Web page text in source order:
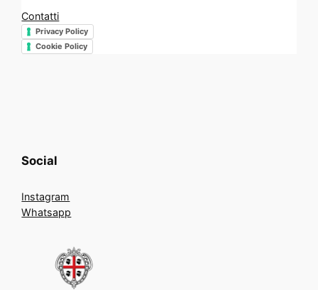
Contatti
Privacy Policy
Cookie Policy
Social
Instagram
Whatsapp